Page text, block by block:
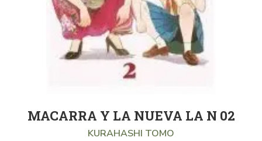
MACARRA Y LA NUEVA LA N 02
KURAHASHI TOMO